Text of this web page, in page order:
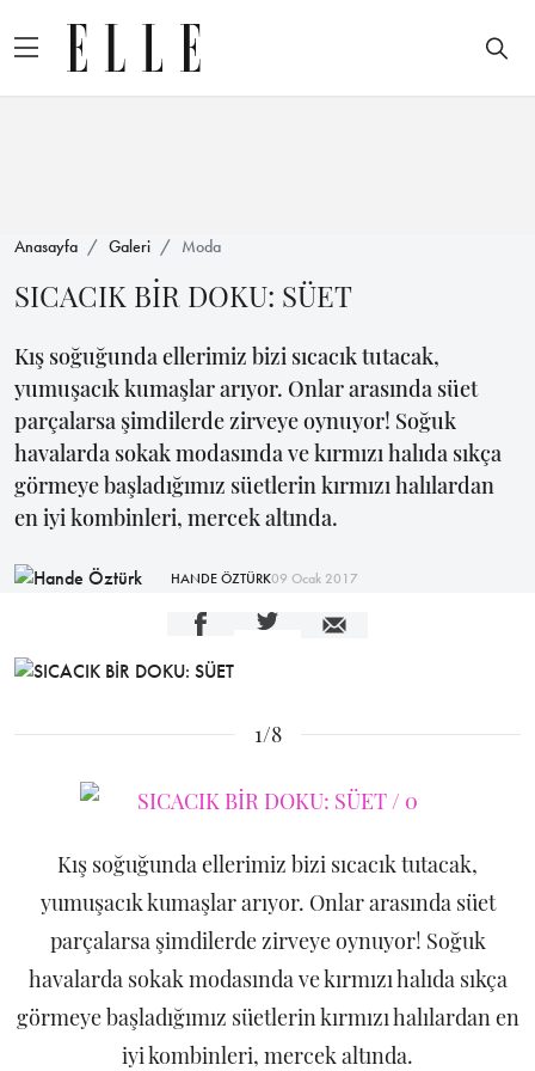
Anasayfa Galeri Moda
SICACIK BİR DOKU: SÜET
Kış soğuğunda ellerimiz bizi sıcacık tutacak,
yumuşacık kumaşlar arıyor. Onlar arasında süet
parçalarsa şimdilerde zirveye oynuyor! Soğuk
havalarda sokak modasında ve kırmızı halıda sıkça
görmeye başladığımız süetlerin kırmızı halılardan
en iyi kombinleri, mercek altında.
HANDE ÖZTÜRK09 Ocak 2017
1/8
Kış soğuğunda ellerimiz bizi sıcacık tutacak,
yumuşacık kumaşlar arıyor. Onlar arasında süet
parçalarsa şimdilerde zirveye oynuyor! Soğuk
havalarda sokak modasında ve kırmızı halıda sıkça
görmeye başladığımız süetlerin kırmızı halılardan en
iyi kombinleri, mercek altında.